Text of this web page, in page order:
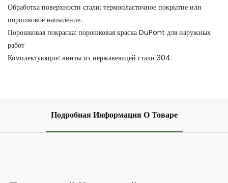
Обработка поверхности стали: термопластичное покрытие или
порошковое напыление.
Порошковая покраска: порошковая краска DuPont для наружных
работ
Комплектующие: винты из нержавеющей стали 304.
Подробная Информация О Товаре